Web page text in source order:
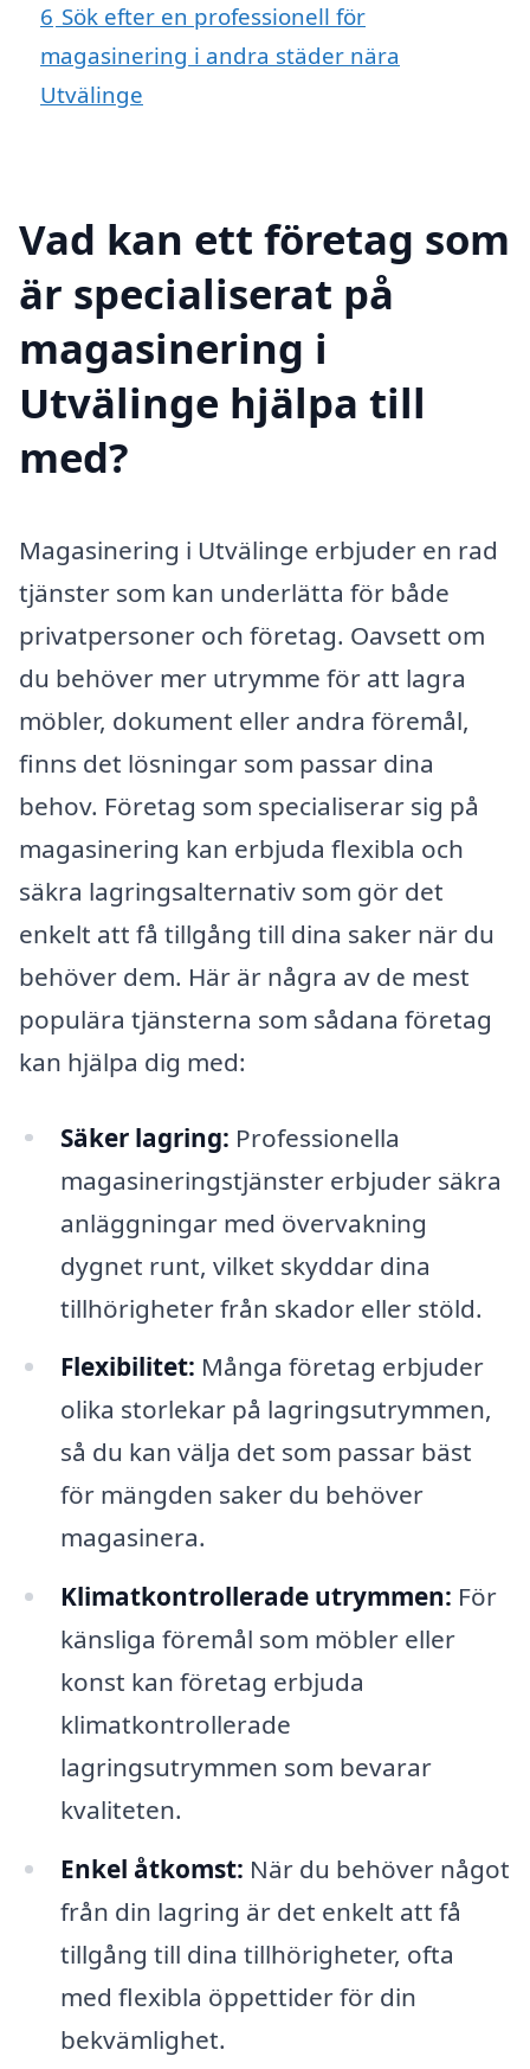
6 Sök efter en professionell för
magasinering i andra städer nära
Utvälinge
Vad kan ett företag som
är specialiserat på
magasinering i
Utvälinge hjälpa till
med?
Magasinering i Utvälinge erbjuder en rad
tjänster som kan underlätta för både
privatpersoner och företag. Oavsett om
du behöver mer utrymme för att lagra
möbler, dokument eller andra föremål,
finns det lösningar som passar dina
behov. Företag som specialiserar sig på
magasinering kan erbjuda flexibla och
säkra lagringsalternativ som gör det
enkelt att få tillgång till dina saker när du
behöver dem. Här är några av de mest
populära tjänsterna som sådana företag
kan hjälpa dig med:
Säker lagring: Professionella
magasineringstjänster erbjuder säkra
anläggningar med övervakning
dygnet runt, vilket skyddar dina
tillhörigheter från skador eller stöld.
Flexibilitet: Många företag erbjuder
olika storlekar på lagringsutrymmen,
så du kan välja det som passar bäst
för mängden saker du behöver
magasinera.
Klimatkontrollerade utrymmen: För
känsliga föremål som möbler eller
konst kan företag erbjuda
klimatkontrollerade
lagringsutrymmen som bevarar
kvaliteten.
Enkel åtkomst: När du behöver något
från din lagring är det enkelt att få
tillgång till dina tillhörigheter, ofta
med flexibla öppettider för din
bekvämlighet.